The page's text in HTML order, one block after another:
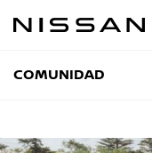
COMUNIDAD